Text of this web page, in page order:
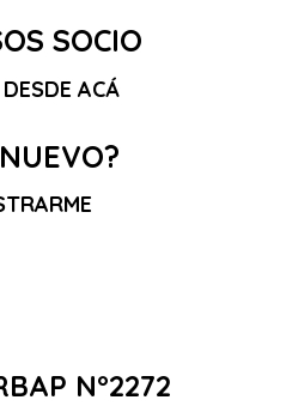
SOCIO
ACÁ
N°2272